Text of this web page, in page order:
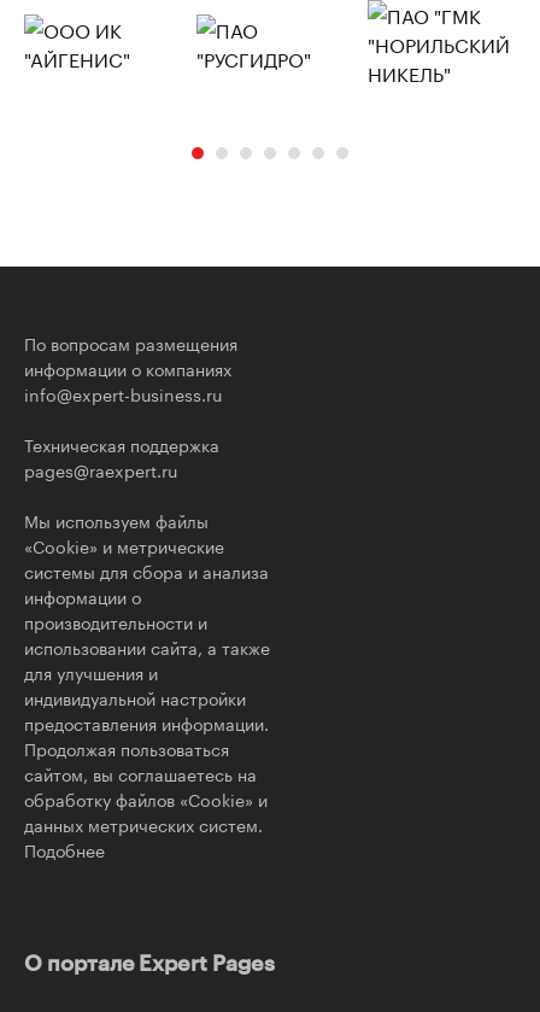
По вопросам размещения
информации о компаниях
info@expert-business.ru
Техническая поддержка
pages@raexpert.ru
Мы используем файлы
«Cookie» и метрические
системы для сбора и анализа
информации о
производительности и
использовании сайта, а также
для улучшения и
индивидуальной настройки
предоставления информации.
Продолжая пользоваться
сайтом, вы соглашаетесь на
обработку файлов «Cookie» и
данных метрических систем.
Подобнее
О портале Expert Pages